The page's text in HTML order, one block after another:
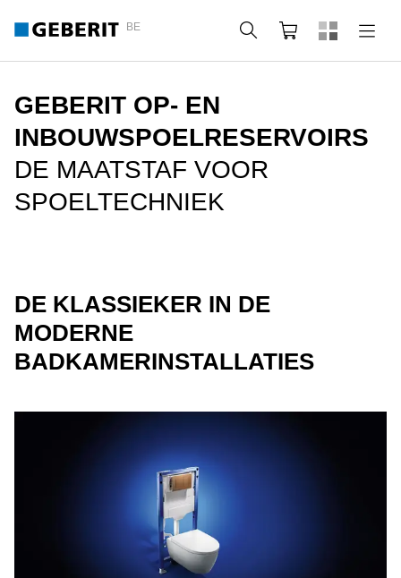
BE Zoeken Winkelmandje
GEBERIT OP- EN
INBOUWSPOELRESERVOIRS
DE MAATSTAF VOOR
SPOELTECHNIEK
DE KLASSIEKER IN DE
MODERNE
BADKAMERINSTALLATIES